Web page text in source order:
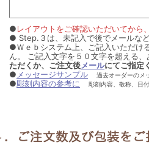
●レイアウトをご確認いただいてから
● Step.３は、未記入で後でメールな
●Ｗｅｂシステム上、ご記入いただけ
ん。 ご記入文字を５０文字を超える、
ただくか、ご注文後メールにてご指定
● メッセージサンプル 過去オーダーのメ
●彫刻内容の参考に 彫刻内容、敬称、日